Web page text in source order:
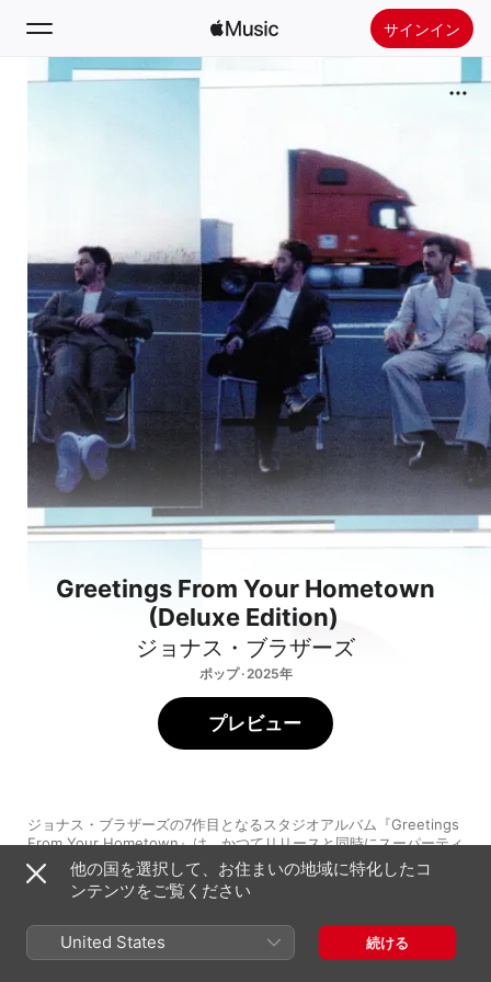
サインイン
ラジオ
Apple Musicをインストール
Greetings From Your Hometown
(Deluxe Edition)
ジョナス・ブラザーズ
ポップ · 2025年
ジョナス・ブラザーズの7作目となるスタジオアルバム『Greetings
From Your Hometown』は、かつてリリースと同時にスーパーティ
ーンアイドルの座に押し上げたデビューアルバム『It’s About
Time』（2006年）の制作に没頭していた頃から20年という歳月を
経て登場。その節目の年を迎え、メンバーもノスタルジックな思い
が、後悔の念と未来への希望が絶妙なバランスで表現されている。
活気あふれるポップロックアンセムの「I Can‘t Lose」と、
さらに見る
プレビュー
I Can’t Lose
他の国を選択して、お住まいの地域に特化したコ
ンテンツをご覧ください
United States 続ける